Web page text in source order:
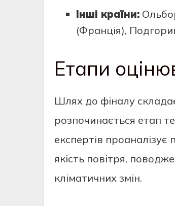
Інші країни:
(Франція),
Етапи
Шлях до фіналу
розпочинається етап
експертів
якість повітря,
кліматичних змін.